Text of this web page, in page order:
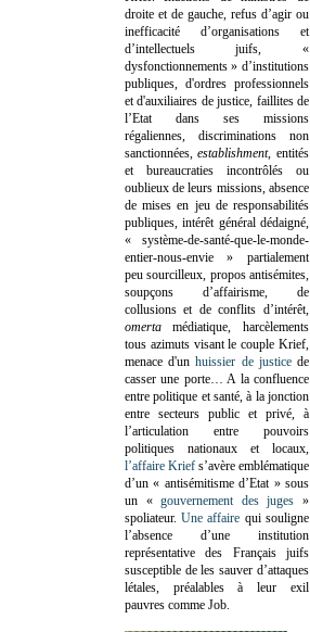
droite et de gauche, refus d’agir ou
inefficacité d’organisations et
d’intellectuels juifs, «
dysfonctionnements » d’institutions
publiques, d'ordres professionnels
et d'auxiliaires de justice, faillites de
l’Etat dans ses missions
régaliennes, discriminations non
sanctionnées,establishment, entités
et bureaucraties incontrôlés ou
oublieux de leurs missions, absence
de mises en jeu de responsabilités
publiques, intérêt général dédaigné,
« système-de-santé-que-le-monde-
entier-nous-envie » partialement
peu sourcilleux, propos antisémites,
soupçons d’affairisme, de
collusions et de conflits d’intérêt,
omertamédiatique, harcèlements
tous azimuts visant le couple Krief,
menace d'unhuissier de justicede
casser une porte… A la confluence
entre politique et santé, à la jonction
entre secteurs public et privé, à
l’articulation entre pouvoirs
politiques nationaux et locaux,
l’affaire Krief s’avère emblématique
d’un « antisémitisme d’Etat » sous
un «gouvernement des juges »
spoliateur.Une affaire qui souligne
l’absence d’une institution
représentative des Français juifs
susceptible de les sauver d’attaques
létales, préalables à leur exil
pauvres comme Job.